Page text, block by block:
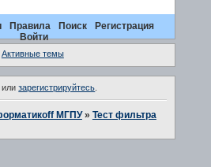
Правила Поиск
Регистрация
Войти
Активные темы
илизарегистрируйтесь.
МГПУ » Тест фильтра